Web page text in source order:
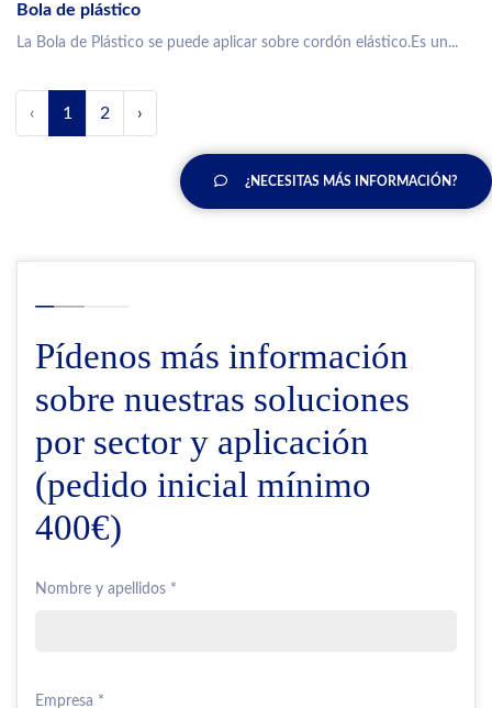
Bola de plástico
La Bola de Plástico se puede aplicar sobre cordón elástico.Es un...
‹ 1 2 ›
¿NECESITAS MÁS INFORMACIÓN?
Pídenos más información
sobre nuestras soluciones
por sector y aplicación
(pedido inicial mínimo
400€)
Nombre y apellidos *
Empresa *